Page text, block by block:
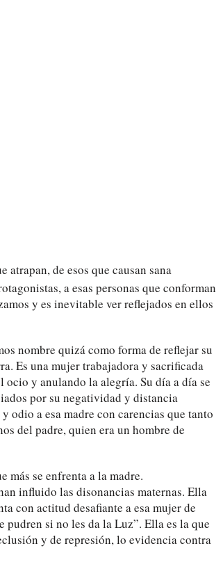
de esos que causan sana
a esas personas que conforman
y es inevitable ver reflejados en ellos
nombre quizá como forma de reflejar su
Es una mujer trabajadora y sacrificada
y anulando la alegría. Su día a día se
por su negatividad y distancia
odio a esa madre con carencias que tanto
del padre, quien era un hombre de
más se enfrenta a la madre.
influido las disonancias maternas. Ella
con actitud desafiante a esa mujer de
pudren si no les da la Luz”. Ella es la que
y de represión, lo evidencia contra